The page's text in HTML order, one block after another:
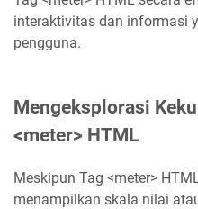
interaktivitas dan informasi
pengguna.
Mengeksplorasi
<meter> HTML
Meskipun Tag <meter>
menampilkan skala nilai